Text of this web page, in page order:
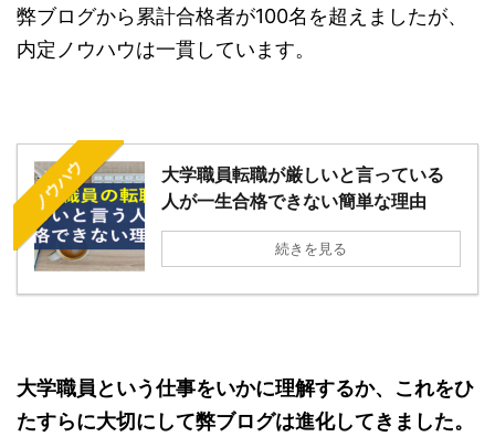
弊ブログから累計合格者が100名を超えましたが、
内定ノウハウは一貫しています。
ノウハウ
大学職員転職が厳しいと言っている
人が一生合格できない簡単な理由
続きを見る
大学職員という仕事をいかに理解するか、これをひ
たすらに大切にして弊ブログは進化してきました。